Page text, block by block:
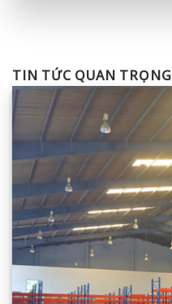
TIN TỨC QUAN TRỌNG